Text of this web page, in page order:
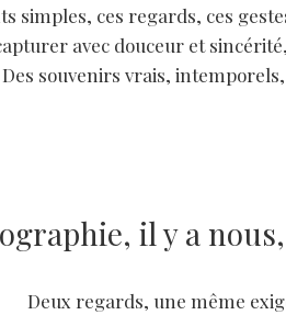
simples, ces regards, ces
avec douceur et
Des souvenirs vrais,
il y a
Deux regards, une même